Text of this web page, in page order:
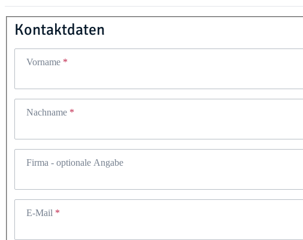
Kontaktdaten
Vorname
Nachname
Firma - optionale Angabe
E-Mail